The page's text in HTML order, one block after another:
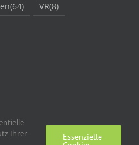
(64) VR(8)
Ihrer
Essenzielle